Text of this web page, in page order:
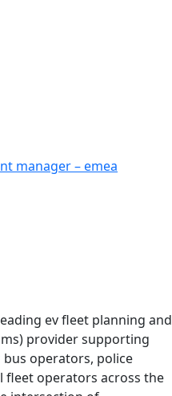
manager – emea
ev fleet planning and
provider supporting
operators, police
fleet operators across the